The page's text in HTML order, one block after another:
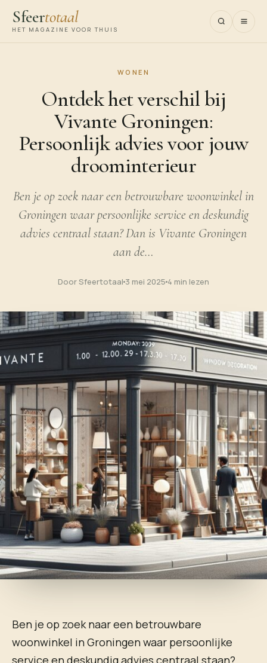
Sfeertotaal
HET MAGAZINE VOOR THUIS
WONEN
Ontdek het verschil bij
Vivante Groningen:
Persoonlijk advies voor jouw
droominterieur
Ben je op zoek naar een betrouwbare woonwinkel in
Groningen waar persoonlijke service en deskundig
advies centraal staan? Dan is Vivante Groningen
aan de…
Door Sfeertotaal 3 mei 2025 4 min lezen
Ben je op zoek naar een betrouwbare
woonwinkel in Groningen waar persoonlijke
service en deskundig advies centraal staan?